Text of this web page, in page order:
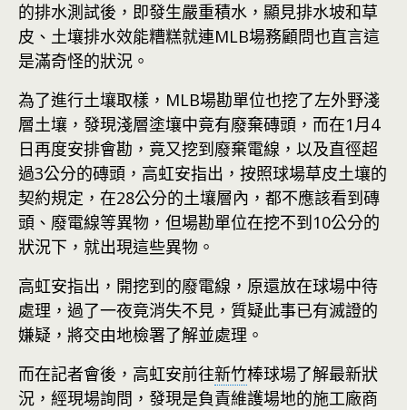
的排水測試後，即發生嚴重積水，顯見排水坡和草
皮、土壤排水效能糟糕就連MLB場務顧問也直言這
是滿奇怪的狀況。
為了進行土壤取樣，MLB場勘單位也挖了左外野淺
層土壤，發現淺層塗壤中竟有廢棄磚頭，而在1月4
日再度安排會勘，竟又挖到廢棄電線，以及直徑超
過3公分的磚頭，高虹安指出，按照球場草皮土壤的
契約規定，在28公分的土壤層內，都不應該看到磚
頭、廢電線等異物，但場勘單位在挖不到10公分的
狀況下，就出現這些異物。
高虹安指出，開挖到的廢電線，原還放在球場中待
處理，過了一夜竟消失不見，質疑此事已有滅證的
嫌疑，將交由地檢署了解並處理。
而在記者會後，高虹安前往新竹棒球場了解最新狀
況，經現場詢問，發現是負責維護場地的施工廠商